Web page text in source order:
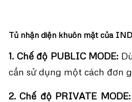
Tủ nhận diện khuôn mặt của
1. Chế độ PUBLIC MODE:
cần sử dụng một cách đơn
2. Chế độ PRIVATE